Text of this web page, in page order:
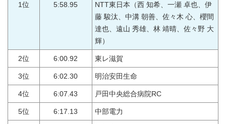
1位 5:58.95
NTT東日本（西 知希、一瀬 卓也、伊
藤 駿汰、中溝 朝善、佐々木 心、櫻間
達也、遠山 秀雄、林 靖晴、佐々野 大
輝）
2位 6:00.92 東レ滋賀
3位 6:02.30 明治安田生命
4位 6:07.43 戸田中央総合病院RC
5位 6:17.13 中部電力